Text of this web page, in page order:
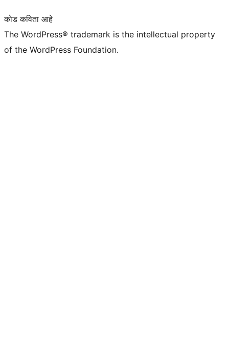
कोड कविता आहे
The WordPress® trademark is the intellectual property
of the WordPress Foundation.